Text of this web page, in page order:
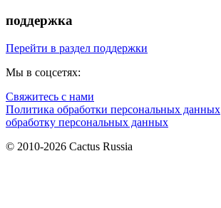
поддержка
Перейти в раздел поддержки
Мы в соцсетях:
Свяжитесь с нами
Политика обработки персональных данных
обработку персональных данных
© 2010-2026 Cactus Russia